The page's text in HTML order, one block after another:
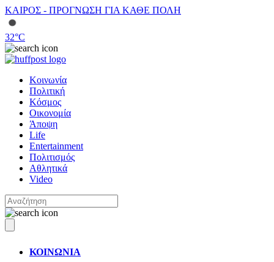
ΚΑΙΡΟΣ - ΠΡΟΓΝΩΣΗ ΓΙΑ ΚΑΘΕ ΠΟΛΗ
32°C
Κοινωνία
Πολιτική
Κόσμος
Οικονομία
Άποψη
Life
Entertainment
Πολιτισμός
Αθλητικά
Video
ΚΟΙΝΩΝΙΑ